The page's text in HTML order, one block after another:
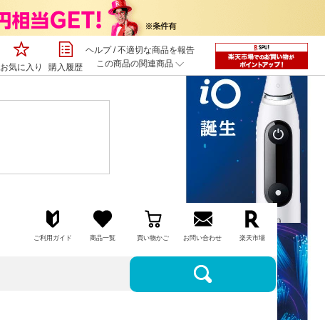
お気に入り 購入履歴
ヘルプ/不適切な商品を報告
この商品の関連商品